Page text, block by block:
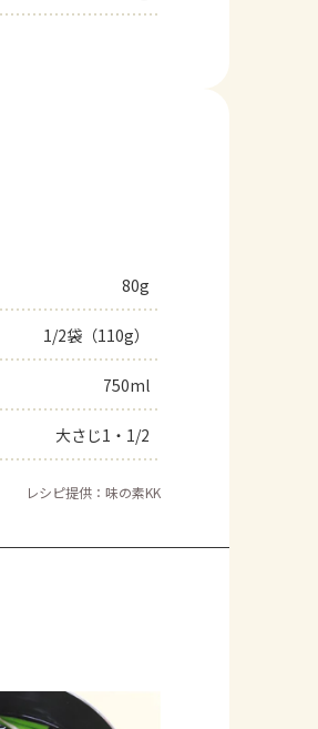
80g
1/2袋（110g）
750ml
大さじ1・1/2
レシピ提供：味の素KK